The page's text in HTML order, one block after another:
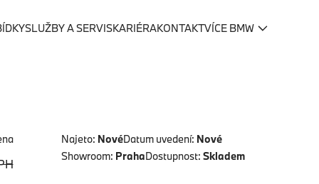
SLUŽBY A SERVISKARIÉRAKONTAKTVÍCE BMW
Najeto: NovéDatum uvedení: Nové
Showroom: PrahaDostupnost: Skladem